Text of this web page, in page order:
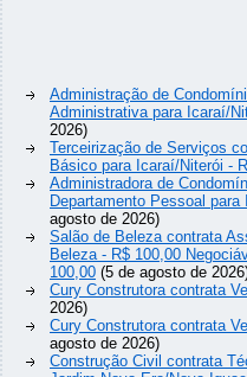
Administração de
Administrativa para Icaraí/
2026)
Terceirização de Serviços
Básico para Icaraí/Niterói -
Administradora de
Departamento Pessoal
agosto de 2026)
Salão de Beleza contrata
Beleza - R$ 100,00
100,00 (5 de agosto de
Cury Construtora contrata
2026)
Cury Construtora contrata
agosto de 2026)
Construção Civil contrata